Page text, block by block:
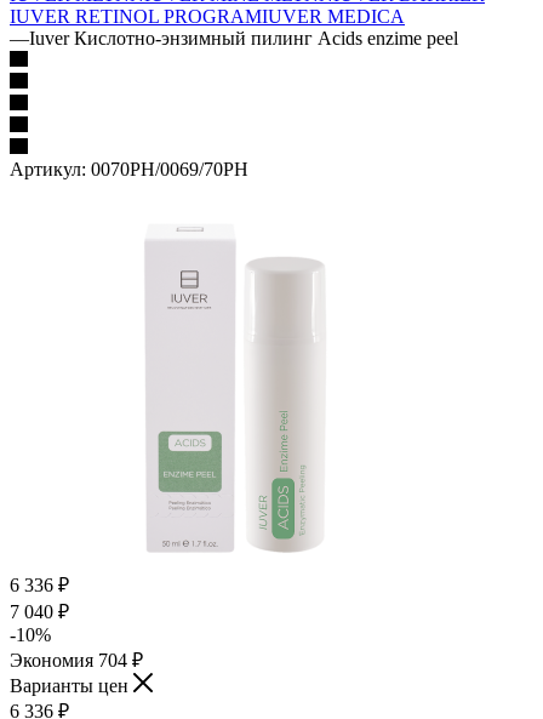
IUVER RETINOL PROGRAMIUVER MEDICA
—Iuver Кислотно-энзимный пилинг Acids enzime peel
Артикул: 0070PH/0069/70PH
6 336 ₽
7 040 ₽
-10%
Экономия 704 ₽
Варианты цен
6 336 ₽